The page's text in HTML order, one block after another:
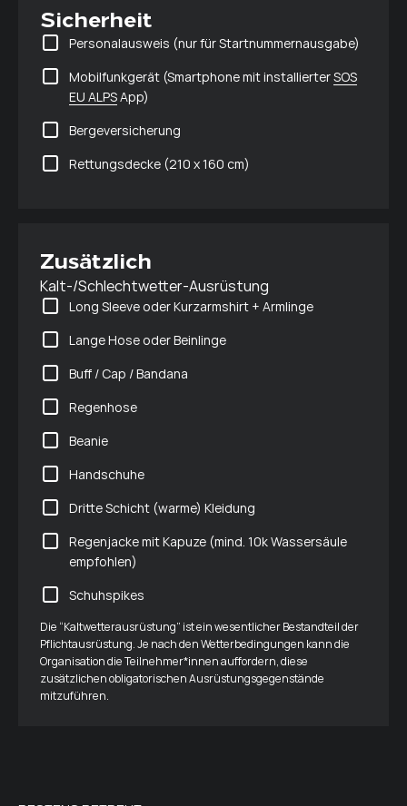
Sicherheit
Personalausweis (nur für Startnummernausgabe)
Mobilfunkgerät (Smartphone mit installierterSOS
EU ALPSApp)
Bergeversicherung
Rettungsdecke (210 x 160 cm)
Zusätzlich
Kalt-/Schlechtwetter-Ausrüstung
Long Sleeve oder Kurzarmshirt + Armlinge
Lange Hose oder Beinlinge
Buff / Cap / Bandana
Regenhose
Beanie
Handschuhe
Dritte Schicht (warme) Kleidung
Regenjacke mit Kapuze (mind. 10k Wassersäule
empfohlen)
Schuhspikes
Die “Kaltwetterausrüstung” ist ein wesentlicher Bestandteil der
Pflichtausrüstung. Je nach den Wetterbedingungen kann die
Organisation die Teilnehmer*innen auffordern, diese
zusätzlichen obligatorischen Ausrüstungsgegenstände
mitzuführen.